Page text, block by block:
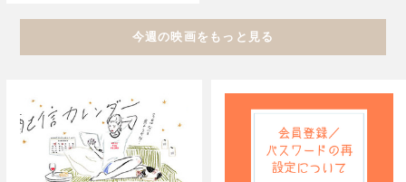
今週の映画をもっと見る